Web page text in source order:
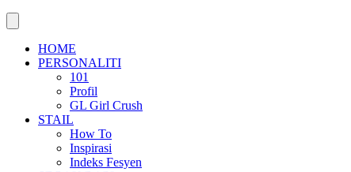
HOME
PERSONALITI
101
Profil
GL Girl Crush
STAIL
How To
Inspirasi
Indeks Fesyen